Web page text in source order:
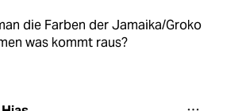
die Farben der Jamaika/Groko
was kommt raus?